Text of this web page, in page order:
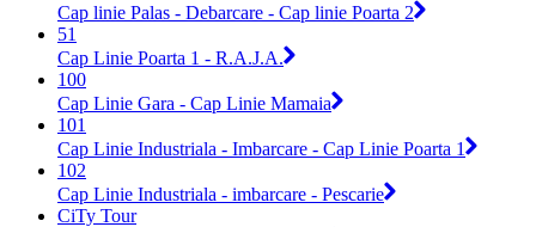
Cap linie Palas - Debarcare - Cap linie Poarta 2
51
Cap Linie Poarta 1 - R.A.J.A.
100
Cap Linie Gara - Cap Linie Mamaia
101
Cap Linie Industriala - Imbarcare - Cap Linie Poarta 1
102
Cap Linie Industriala - imbarcare - Pescarie
CiTy Tour